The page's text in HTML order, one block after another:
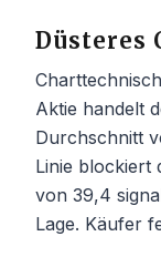
Düsteres
Aktie handelt
Durchschnitt
Linie blockiert
von 39,4
Lage. Käufer